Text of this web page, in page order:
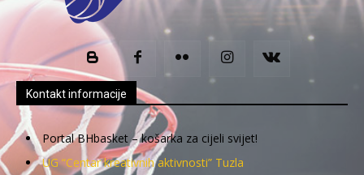
Kontakt informacije
Portal BHbasket – košarka za cijeli svijet!
UG “Centar kreativnih aktivnosti” Tuzla